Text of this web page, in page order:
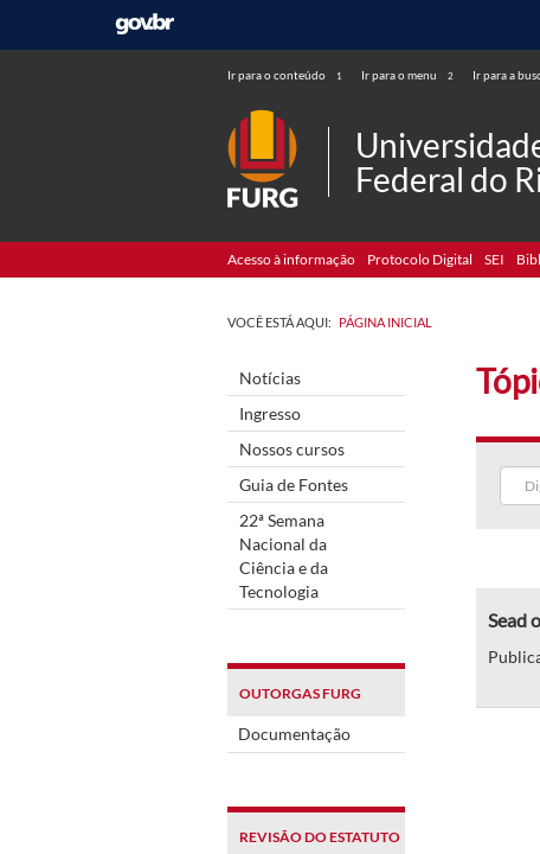
Ir para o conteúdo 1 Ir para o menu 2 Ir para a
Federal do
Acesso à informação Protocolo Digital SEI
VOCÊ ESTÁ AQUI: PÁGINA INICIAL
Notícias
Ingresso
Nossos cursos
Guia de Fontes
22ª Semana
Nacional da
Ciência e da
Tecnologia
OUTORGAS FURG
Documentação
REVISÃO DO ESTATUTO
Sead